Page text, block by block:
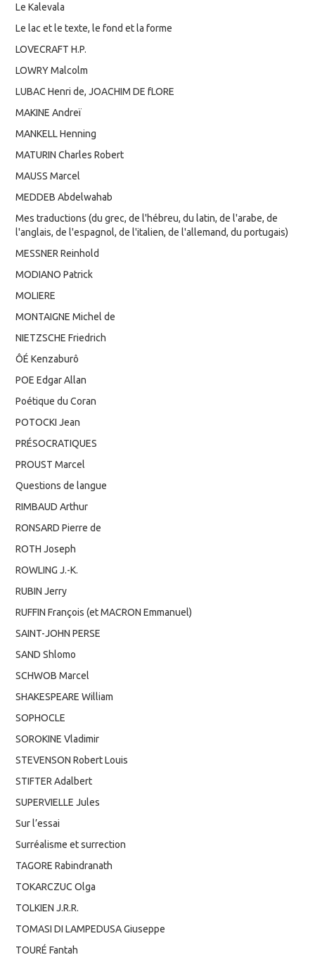
Le Kalevala
Le lac et le texte, le fond et la forme
LOVECRAFT H.P.
LOWRY Malcolm
LUBAC Henri de, JOACHIM DE fLORE
MAKINE Andreï
MANKELL Henning
MATURIN Charles Robert
MAUSS Marcel
MEDDEB Abdelwahab
Mes traductions (du grec, de l'hébreu, du latin, de l'arabe, de
l'anglais, de l'espagnol, de l'italien, de l'allemand, du portugais)
MESSNER Reinhold
MODIANO Patrick
MOLIERE
MONTAIGNE Michel de
NIETZSCHE Friedrich
ÔÉ Kenzaburô
POE Edgar Allan
Poétique du Coran
POTOCKI Jean
PRÉSOCRATIQUES
PROUST Marcel
Questions de langue
RIMBAUD Arthur
RONSARD Pierre de
ROTH Joseph
ROWLING J.-K.
RUBIN Jerry
RUFFIN François (et MACRON Emmanuel)
SAINT-JOHN PERSE
SAND Shlomo
SCHWOB Marcel
SHAKESPEARE William
SOPHOCLE
SOROKINE Vladimir
STEVENSON Robert Louis
STIFTER Adalbert
SUPERVIELLE Jules
Sur l’essai
Surréalisme et surrection
TAGORE Rabindranath
TOKARCZUC Olga
TOLKIEN J.R.R.
TOMASI DI LAMPEDUSA Giuseppe
TOURÉ Fantah